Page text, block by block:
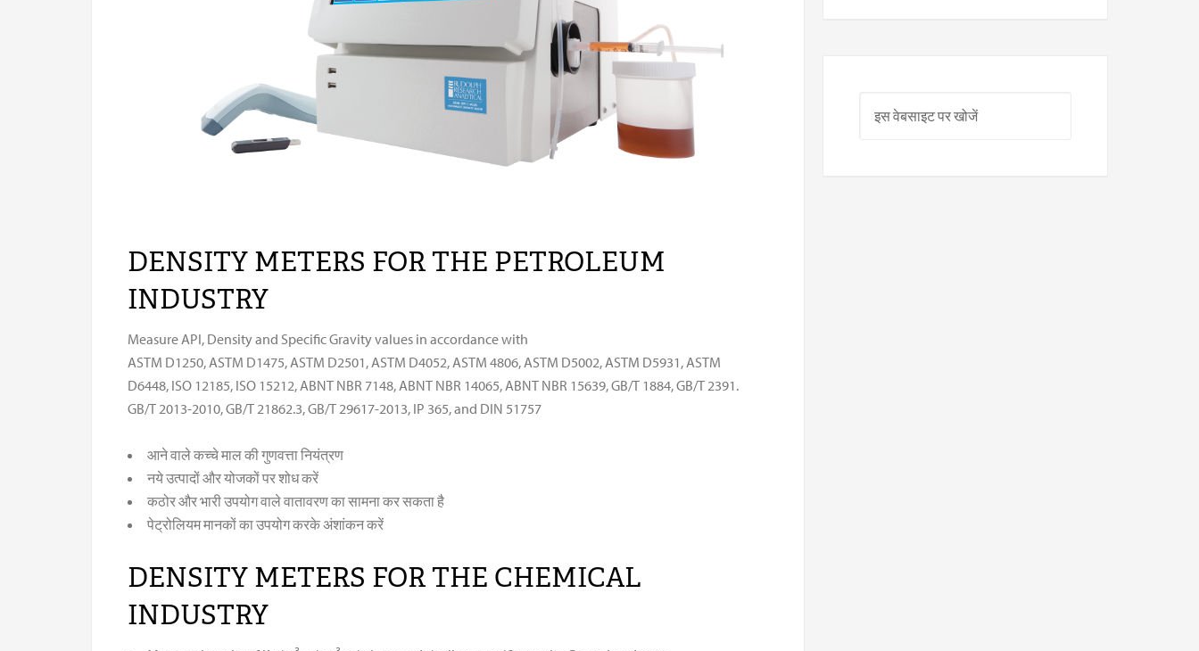
DENSITY METERS FOR THE PETROLEUM
INDUSTRY
Measure API, Density and Specific Gravity values in accordance with
ASTM D1250, ASTM D1475, ASTM D2501, ASTM D4052, ASTM 4806, ASTM D5002, ASTM D5931, ASTM
D6448, ISO 12185, ISO 15212, ABNT NBR 7148, ABNT NBR 14065, ABNT NBR 15639, GB/T 1884, GB/T 2391.
GB/T 2013-2010, GB/T 21862.3, GB/T 29617-2013, IP 365, and DIN 51757
आने वाले कच्चे माल की गुणवत्ता नियंत्रण
नये उत्पादों और योजकों पर शोध करें
कठोर और भारी उपयोग वाले वातावरण का सामना कर सकता है
पेट्रोलियम मानकों का उपयोग करके अंशांकन करें
DENSITY METERS FOR THE CHEMICAL
INDUSTRY